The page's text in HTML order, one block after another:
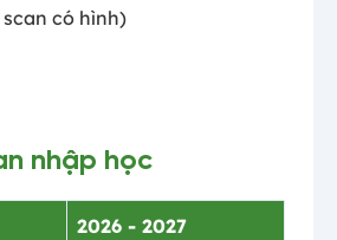
có hình)
nhập học
2026 - 2027